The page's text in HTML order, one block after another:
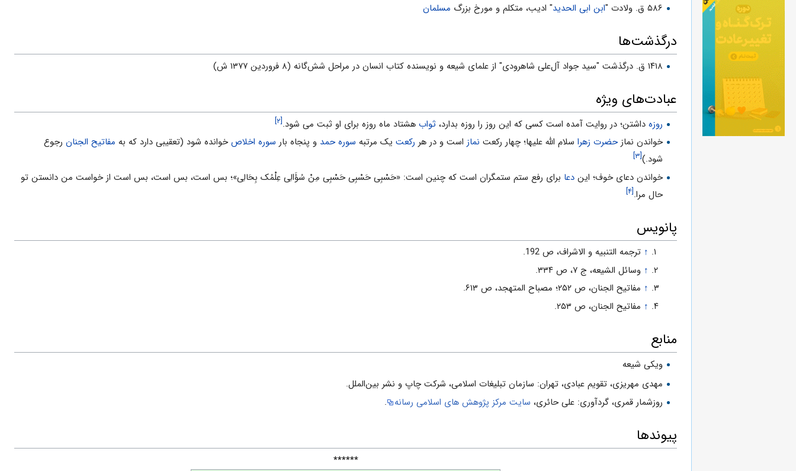
۵۸۶ ق. ولادت " ابن ابی ‏الحدید" ادیب، متکلم و مورخ بزرگ مسلمان
درگذشت‌ها
۱۴۱۸ ق. درگذشت "سید جواد آل‌علی شاهرودی" از علمای شیعه و نویسنده کتاب انسان در مراحل شش‌گانه (۸ فروردین ۱۳۷۷ ش)
عبادت‌های ویژه
روزهداشتن؛ در روایت آمده است کسى که این روز را روزه بدارد، ثوابهشتاد ماه روزه براى او ثبت مى شود.[۲]
خواندن نمازحضرت زهراسلام الله علیها؛ چهار رکعت نمازاست و در هر رکعتیک مرتبه سوره حمد و پنجاه بار سوره اخلاصخوانده شود (تعقیبى دارد که به مفاتیح الجنانرجوع
شود.)[۳]
خواندن دعاى خوف؛ این دعا براى رفع ستم ستمگران است که چنین است: «حَسْبِی حَسْبِی حَسْبِی مِنْ سُؤَالِی عِلْمُک بِحَالِی‏»؛ بس است، بس است، بس است از خواست من دانستن تو
حال مرا.[۴]
پانویس
↑ ترجمه التنبیه و الاشراف، ص 192.
↑ وسائل الشیعه، ج ۷، ص ۳۳۴.
↑ مفاتیح الجنان، ص ۲۵۲؛ مصباح المتهجد، ص ۶۱۳.
↑ مفاتیح الجنان، ص ۲۵۳.
منابع
ویکی شیعه
مهدی مهریزی، تقویم عبادی، ت‍ه‍ران‌: س‍ازم‍ان‌ ت‍ب‍ل‍ی‍غ‍ات‌ اس‍لام‍ی‌، ش‍رک‍ت‌ چ‍اپ‌ و ن‍ش‍ر ب‍ی‍ن‌ال‍م‍ل‍ل‌.
روزشمار قمرى، گردآورى: على حائرى، سایت مركز پژوهش هاى اسلامى رسانه .
پیوندها
******